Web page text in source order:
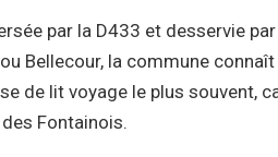
par la D433 et desservie
Bellecour, la commune
de lit voyage le plus souvent,
Fontainois.